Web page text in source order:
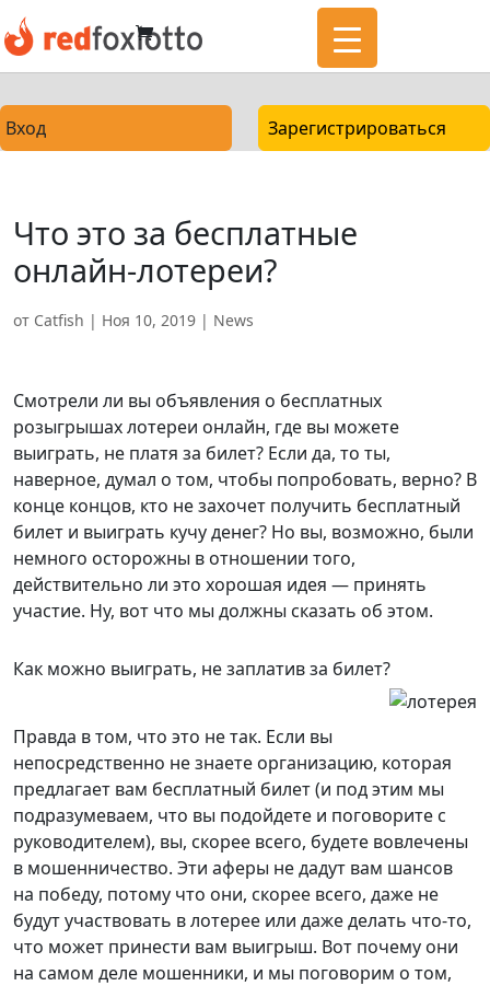
Вход Зарегистрироваться
Что это за бесплатные
онлайн-лотереи?
от Catfish | Ноя 10, 2019 | News
Смотрели ли вы объявления о бесплатных
розыгрышах лотереи онлайн, где вы можете
выиграть, не платя за билет? Если да, то ты,
наверное, думал о том, чтобы попробовать, верно? В
конце концов, кто не захочет получить бесплатный
билет и выиграть кучу денег? Но вы, возможно, были
немного осторожны в отношении того,
действительно ли это хорошая идея — принять
участие. Ну, вот что мы должны сказать об этом.
Как можно выиграть, не заплатив за билет?
Правда в том, что это не так. Если вы
непосредственно не знаете организацию, которая
предлагает вам бесплатный билет (и под этим мы
подразумеваем, что вы подойдете и поговорите с
руководителем), вы, скорее всего, будете вовлечены
в мошенничество. Эти аферы не дадут вам шансов
на победу, потому что они, скорее всего, даже не
будут участвовать в лотерее или даже делать что-то,
что может принести вам выигрыш. Вот почему они
на самом деле мошенники, и мы поговорим о том,